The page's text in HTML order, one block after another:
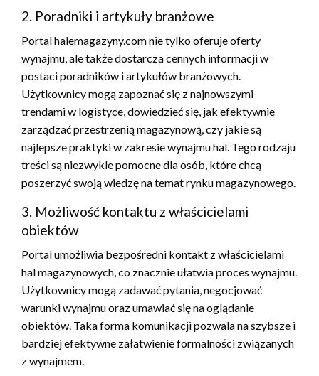
2. Poradniki i artykuły branżowe
Portal halemagazyny.com nie tylko oferuje oferty
wynajmu, ale także dostarcza cennych informacji w
postaci poradników i artykułów branżowych.
Użytkownicy mogą zapoznać się z najnowszymi
trendami w logistyce, dowiedzieć się, jak efektywnie
zarządzać przestrzenią magazynową, czy jakie są
najlepsze praktyki w zakresie wynajmu hal. Tego rodzaju
treści są niezwykle pomocne dla osób, które chcą
poszerzyć swoją wiedzę na temat rynku magazynowego.
3. Możliwość kontaktu z właścicielami
obiektów
Portal umożliwia bezpośredni kontakt z właścicielami
hal magazynowych, co znacznie ułatwia proces wynajmu.
Użytkownicy mogą zadawać pytania, negocjować
warunki wynajmu oraz umawiać się na oglądanie
obiektów. Taka forma komunikacji pozwala na szybsze i
bardziej efektywne załatwienie formalności związanych
z wynajmem.